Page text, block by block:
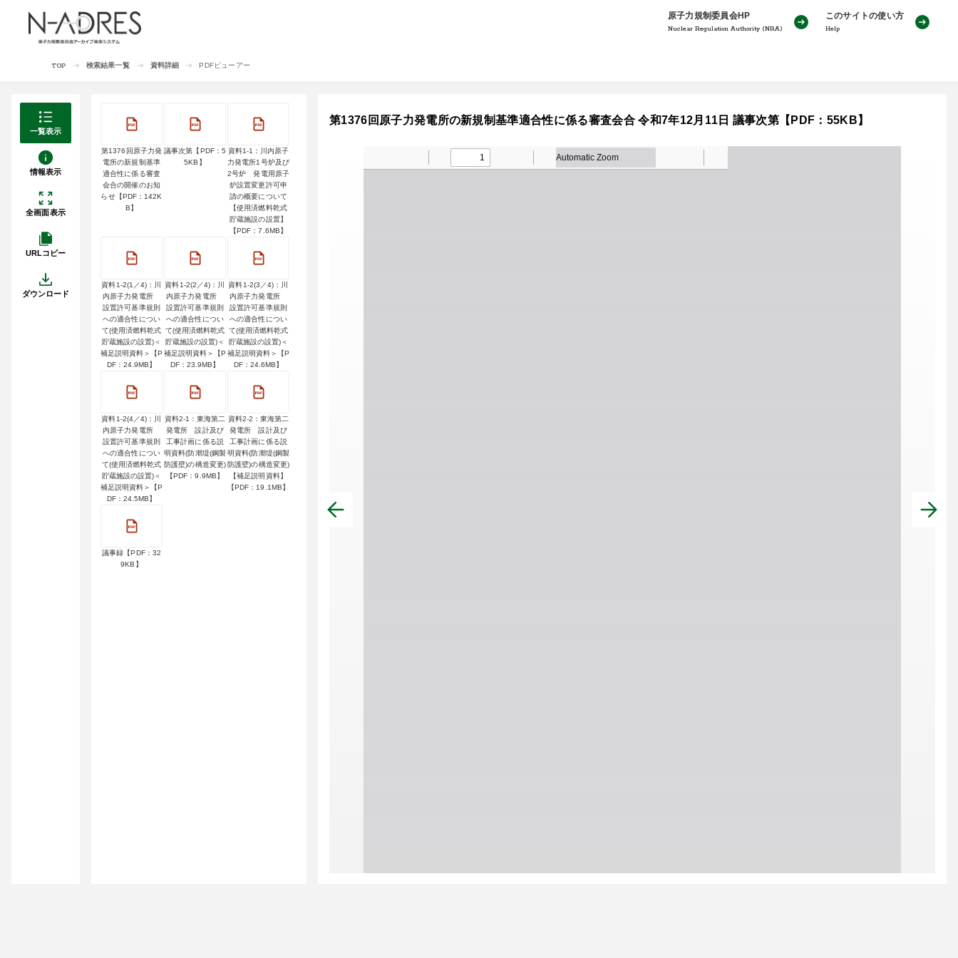
原子力規制委員会HP
Nuclear Regulation Authority (NRA)
このサイトの使い方
Help
TOP 検索結果一覧 資料詳細 PDFビューアー
一覧表示
情報表示
全画面表示
URLコピー
ダウンロード
第1376回原子力発
電所の新規制基準
適合性に係る審査
会合の開催のお知
らせ【PDF：142K
B】
議事次第【PDF：5
5KB】
資料1-1：川内原子
力発電所1号炉及び
2号炉 発電用原子
炉設置変更許可申
請の概要について
【使用済燃料乾式
貯蔵施設の設置】
【PDF：7.6MB】
資料1-2(1／4)：川
内原子力発電所
設置許可基準規則
への適合性につい
て(使用済燃料乾式
貯蔵施設の設置)＜
補足説明資料＞【P
DF：24.9MB】
資料1-2(2／4)：川
内原子力発電所
設置許可基準規則
への適合性につい
て(使用済燃料乾式
貯蔵施設の設置)＜
補足説明資料＞【P
DF：23.9MB】
資料1-2(3／4)：川
内原子力発電所
設置許可基準規則
への適合性につい
て(使用済燃料乾式
貯蔵施設の設置)＜
補足説明資料＞【P
DF：24.6MB】
資料1-2(4／4)：川
内原子力発電所
設置許可基準規則
への適合性につい
て(使用済燃料乾式
貯蔵施設の設置)＜
補足説明資料＞【P
DF：24.5MB】
資料2-1：東海第二
発電所 設計及び
工事計画に係る説
明資料(防潮堤(鋼製
防護壁)の構造変更)
【PDF：9.9MB】
資料2-2：東海第二
発電所 設計及び
工事計画に係る説
明資料(防潮堤(鋼製
防護壁)の構造変更)
【補足説明資料】
【PDF：19.1MB】
議事録【PDF：32
9KB】
第1376回原子力発電所の新規制基準適合性に係る審査会合 令和7年12月11日 議事次第【PDF：55KB】